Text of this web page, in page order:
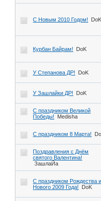
С Новым 2010 Годом! DoK
Курбан Байрам! DoK
У Степанова ДР! DoK
У Зашлайки ДР! DoK
С праздником Великой
Победы!
Medisha
С праздником 8 Марта!
Поздравления с Днём
святого Валентина!
ЗашлаЙа
С праздником Рождества и
Нового 2009 Года!
DoK